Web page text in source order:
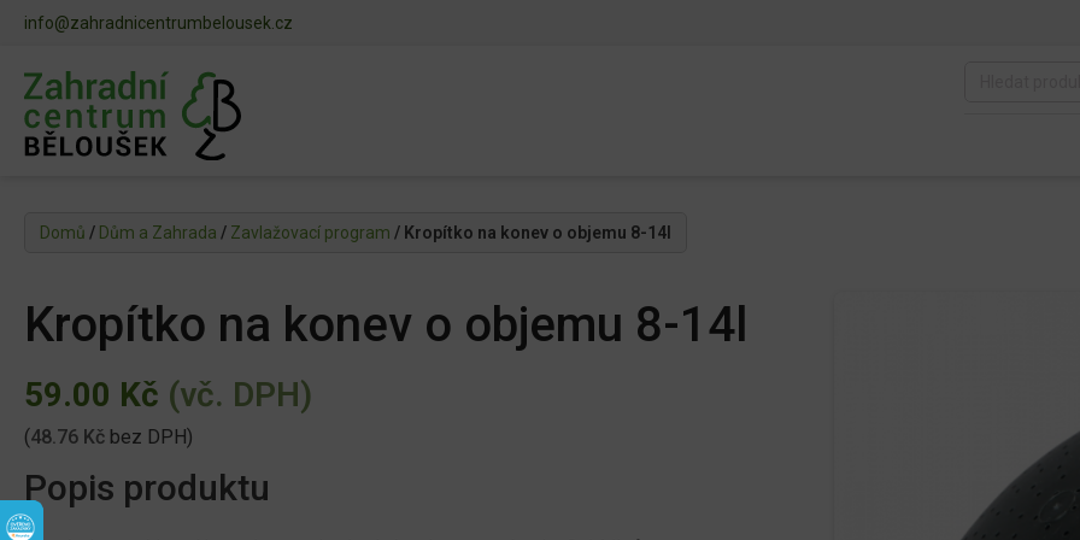
info@zahradnicentrumbelousek.cz
Domů / Dům a Zahrada / Zavlažovací program / Kropítko na konev o objemu 8-14l
Kropítko na konev o objemu 8-14l
59.00 Kč (vč. DPH)
(48.76 Kč bez DPH)
Popis produktu